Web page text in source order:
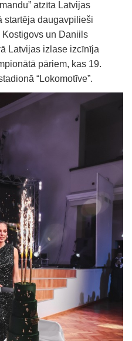
atzīta Latvijas
startēja daugavpilieši
un Daniils
Latvijas izlase izcīnīja
pāriem, kas 19.
“Lokomotīve”.